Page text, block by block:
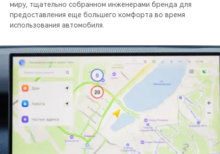
миру, тщательно собранном инженерами бренда для
предоставления еще большего комфорта во время
использования автомобиля.